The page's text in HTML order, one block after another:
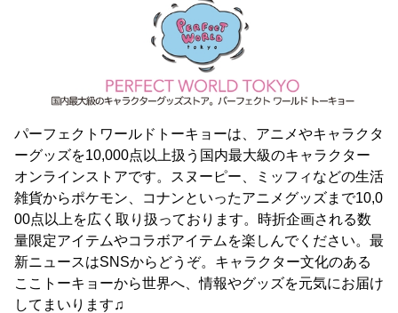
パーフェクトワールドトーキョーは、アニメやキャラクタ
ーグッズを10,000点以上扱う国内最大級のキャラクター
オンラインストアです。スヌーピー、ミッフィなどの生活
雑貨からポケモン、コナンといったアニメグッズまで10,0
00点以上を広く取り扱っております。時折企画される数
量限定アイテムやコラボアイテムを楽しんでください。最
新ニュースはSNSからどうぞ。キャラクター文化のある
ここトーキョーから世界へ、情報やグッズを元気にお届け
してまいります♫